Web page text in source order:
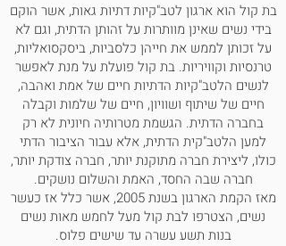
בת קול הוא ארגון לטב"קיות דתיות גאות, אשר הוקם
בידי נשים שאינן מוותרות על זהותן הדתית, וגם לא
על זכותן לממש את חייהן כלסביות, ביסקסואליות,
טרנסיות וקוויריות. בת קול פועלת על מנת לאפשר
לנשים הלטב"קיות הדתיות חיים של אמת ואהבה,
חיים של שיתוף ושוויון, חיים של שלמות וקבלה
בחברה הדתית. הגשמת מטרותיה חיונית לא רק
למען הלטב"קית הדתית, אלא עבור הציבור הדתי
כולו, ליצירת חברה מתוקנת יותר, חברה צודקת יותר,
חברה שבה החסד, האמת והשלום נושקים.
מאז הקמת הארגון בשנת 2005, אשר כלל אז כעשר
נשים, הצטרפו לבת קול מעל לחמש מאות נשים
בנות תשע עשרה עד שישים פלוס.